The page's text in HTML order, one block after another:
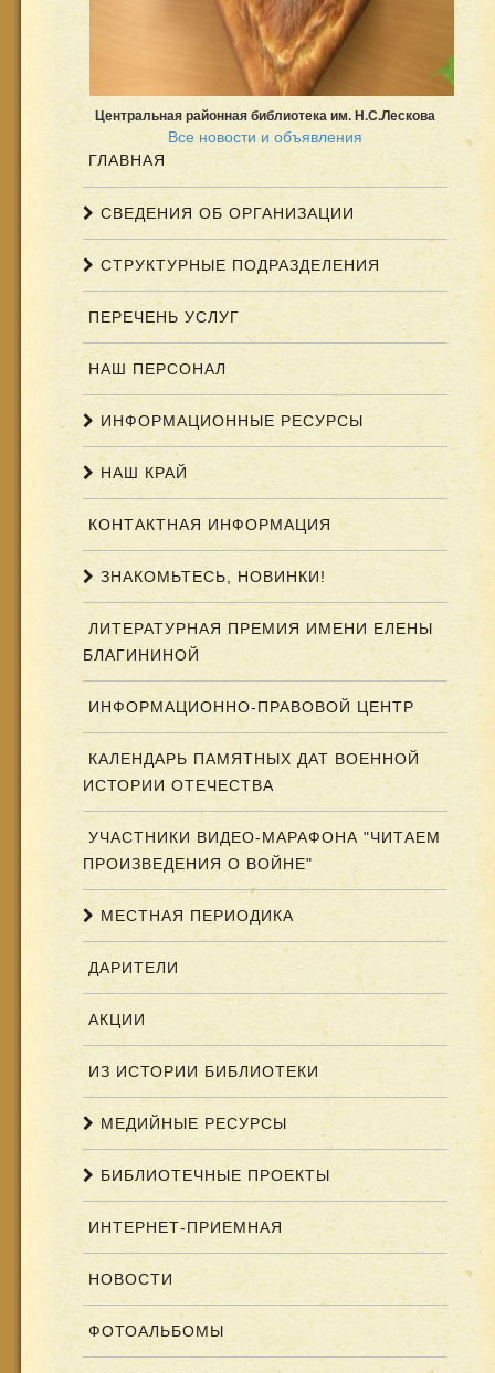
Центральная районная библиотека им. Н.С.Лескова
Все новости и объявления
ГЛАВНАЯ
СВЕДЕНИЯ ОБ ОРГАНИЗАЦИИ
СТРУКТУРНЫЕ ПОДРАЗДЕЛЕНИЯ
ПЕРЕЧЕНЬ УСЛУГ
НАШ ПЕРСОНАЛ
ИНФОРМАЦИОННЫЕ РЕСУРСЫ
НАШ КРАЙ
КОНТАКТНАЯ ИНФОРМАЦИЯ
ЗНАКОМЬТЕСЬ, НОВИНКИ!
ЛИТЕРАТУРНАЯ ПРЕМИЯ ИМЕНИ ЕЛЕНЫ
БЛАГИНИНОЙ
ИНФОРМАЦИОННО-ПРАВОВОЙ ЦЕНТР
КАЛЕНДАРЬ ПАМЯТНЫХ ДАТ ВОЕННОЙ
ИСТОРИИ ОТЕЧЕСТВА
УЧАСТНИКИ ВИДЕО-МАРАФОНА "ЧИТАЕМ
ПРОИЗВЕДЕНИЯ О ВОЙНЕ"
МЕСТНАЯ ПЕРИОДИКА
ДАРИТЕЛИ
АКЦИИ
ИЗ ИСТОРИИ БИБЛИОТЕКИ
МЕДИЙНЫЕ РЕСУРСЫ
БИБЛИОТЕЧНЫЕ ПРОЕКТЫ
ИНТЕРНЕТ-ПРИЕМНАЯ
НОВОСТИ
ФОТОАЛЬБОМЫ